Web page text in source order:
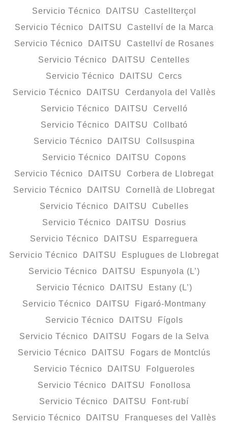
Servicio Técnico DAITSU Castellterçol
Servicio Técnico DAITSU Castellví de la Marca
Servicio Técnico DAITSU Castellví de Rosanes
Servicio Técnico DAITSU Centelles
Servicio Técnico DAITSU Cercs
Servicio Técnico DAITSU Cerdanyola del Vallès
Servicio Técnico DAITSU Cervelló
Servicio Técnico DAITSU Collbató
Servicio Técnico DAITSU Collsuspina
Servicio Técnico DAITSU Copons
Servicio Técnico DAITSU Corbera de Llobregat
Servicio Técnico DAITSU Cornellà de Llobregat
Servicio Técnico DAITSU Cubelles
Servicio Técnico DAITSU Dosrius
Servicio Técnico DAITSU Esparreguera
Servicio Técnico DAITSU Esplugues de Llobregat
Servicio Técnico DAITSU Espunyola (L’)
Servicio Técnico DAITSU Estany (L’)
Servicio Técnico DAITSU Figaró-Montmany
Servicio Técnico DAITSU Fígols
Servicio Técnico DAITSU Fogars de la Selva
Servicio Técnico DAITSU Fogars de Montclús
Servicio Técnico DAITSU Folgueroles
Servicio Técnico DAITSU Fonollosa
Servicio Técnico DAITSU Font-rubí
Servicio Técnico DAITSU Franqueses del Vallès